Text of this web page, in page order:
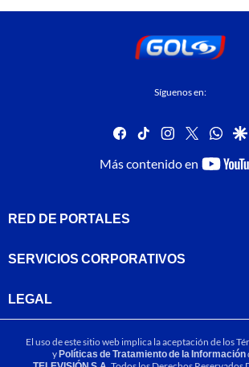
Síguenos en:
facebook
tiktok instagram
twitter
Más contenido en
RED DE PORTALES
SERVICIOS CORPORATIVOS
LEGAL
El uso de este sitio web implica la aceptación de los
yPolíticas de Tratamiento de la Información